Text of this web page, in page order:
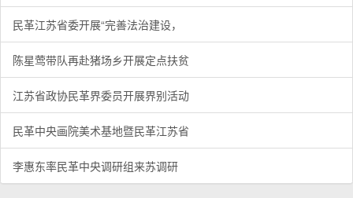
民革江苏省委开展“完善法治建设，
陈星莺带队再赴猪场乡开展定点扶贫
江苏省政协民革界委员开展界别活动
民革中央画院美术基地暨民革江苏省
李惠东率民革中央调研组来苏调研